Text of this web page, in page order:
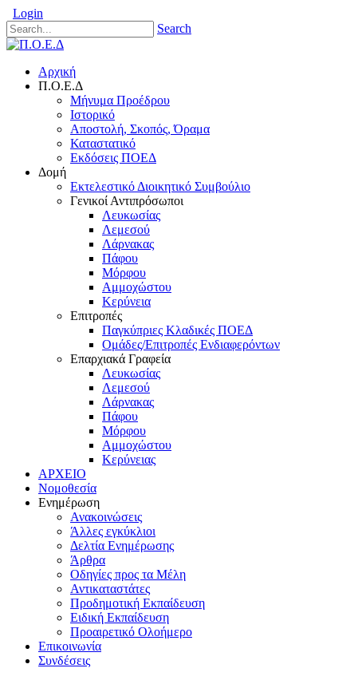
Login
Search
Αρχική
Π.Ο.Ε.Δ
Μήνυμα Προέδρου
Ιστορικό
Αποστολή, Σκοπός, Όραμα
Καταστατικό
Εκδόσεις ΠΟΕΔ
Δομή
Εκτελεστικό Διοικητικό Συμβούλιο
Γενικοί Αντιπρόσωποι
Λευκωσίας
Λεμεσού
Λάρνακας
Πάφου
Μόρφου
Αμμοχώστου
Κερύνεια
Επιτροπές
Παγκύπριες Κλαδικές ΠΟΕΔ
Ομάδες/Επιτροπές Ενδιαφερόντων
Επαρχιακά Γραφεία
Λευκωσίας
Λεμεσού
Λάρνακας
Πάφου
Μόρφου
Αμμοχώστου
Κερύνειας
ΑΡΧΕΙΟ
Νομοθεσία
Ενημέρωση
Ανακοινώσεις
Άλλες εγκύκλιοι
Δελτία Ενημέρωσης
Άρθρα
Οδηγίες προς τα Μέλη
Αντικαταστάτες
Προδημοτική Εκπαίδευση
Ειδική Εκπαίδευση
Προαιρετικό Ολοήμερο
Επικοινωνία
Συνδέσεις